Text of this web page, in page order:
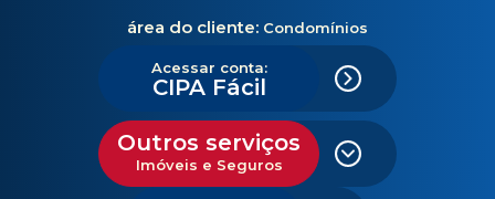
área do cliente: Condomínios
Acessar conta:
CIPA Fácil
Outros serviços
Imóveis e Seguros